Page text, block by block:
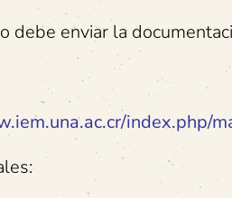
debe enviar la
index.php/